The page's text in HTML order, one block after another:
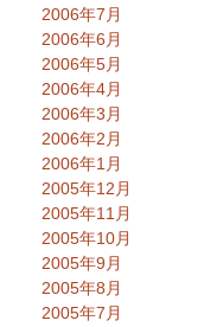
2006年7月
2006年6月
2006年5月
2006年4月
2006年3月
2006年2月
2006年1月
2005年12月
2005年11月
2005年10月
2005年9月
2005年8月
2005年7月